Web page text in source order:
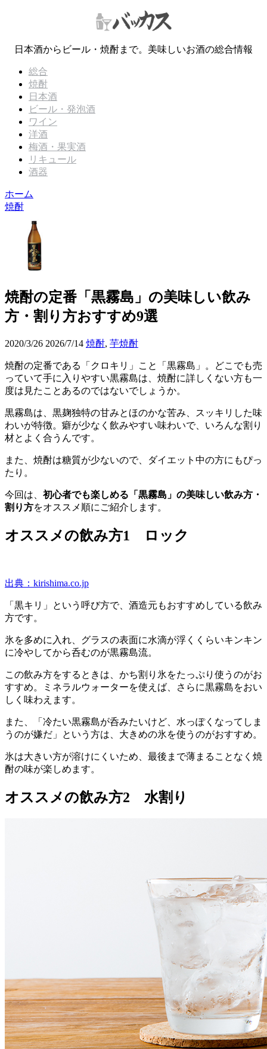
日本酒からビール・焼酎まで。美味しいお酒の総合情報
総合
焼酎
日本酒
ビール・発泡酒
ワイン
洋酒
梅酒・果実酒
リキュール
酒器
ホーム
焼酎
焼酎の定番「黒霧島」の美味しい飲み
方・割り方おすすめ9選
2020/3/26 2026/7/14 焼酎, 芋焼酎
焼酎の定番である「クロキリ」こと「黒霧島」。どこでも売
っていて手に入りやすい黒霧島は、焼酎に詳しくない方も一
度は見たことあるのではないでしょうか。
黒霧島は、黒麹独特の甘みとほのかな苦み、スッキリした味
わいが特徴。癖が少なく飲みやすい味わいで、いろんな割り
材とよく合うんです。
また、焼酎は糖質が少ないので、ダイエット中の方にもぴっ
たり。
今回は、 初心者でも楽しめる「黒霧島」の美味しい飲み方・
割り方をオススメ順にご紹介します。
オススメの飲み方1 ロック
出典：kirishima.co.jp
「黒キリ」という呼び方で、酒造元もおすすめしている飲み
方です。
氷を多めに入れ、グラスの表面に水滴が浮くくらいキンキン
に冷やしてから呑むのが黒霧島流。
この飲み方をするときは、かち割り氷をたっぷり使うのがお
すすめ。ミネラルウォーターを使えば、さらに黒霧島をおい
しく味わえます。
また、「冷たい黒霧島が呑みたいけど、水っぽくなってしま
うのが嫌だ」という方は、大きめの氷を使うのがおすすめ。
氷は大きい方が溶けにくいため、最後まで薄まることなく焼
酎の味が楽しめます。
オススメの飲み方2 水割り